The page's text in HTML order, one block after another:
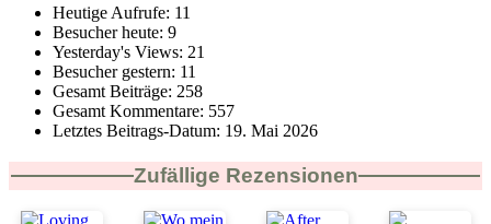
Heutige Aufrufe: 11
Besucher heute: 9
Yesterday's Views: 21
Besucher gestern: 11
Gesamt Beiträge: 258
Gesamt Kommentare: 557
Letztes Beitrags-Datum: 19. Mai 2026
Zufällige Rezensionen